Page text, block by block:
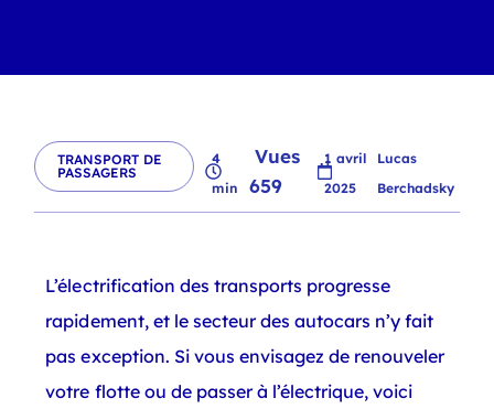
TRANSPORT DE
PASSAGERS
4
min
Vues
659
1 avril
2025
Lucas
Berchadsky
L’électrification des transports progresse
rapidement, et le secteur des autocars n’y fait
pas exception. Si vous envisagez de renouveler
votre flotte ou de passer à l’électrique, voici